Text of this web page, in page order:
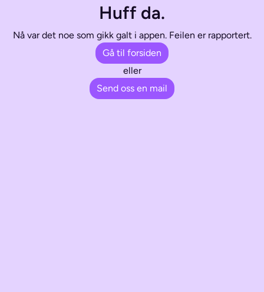
Huff da.
Nå var det noe som gikk galt i appen. Feilen er rapportert.
Gå til forsiden
eller
Send oss en mail